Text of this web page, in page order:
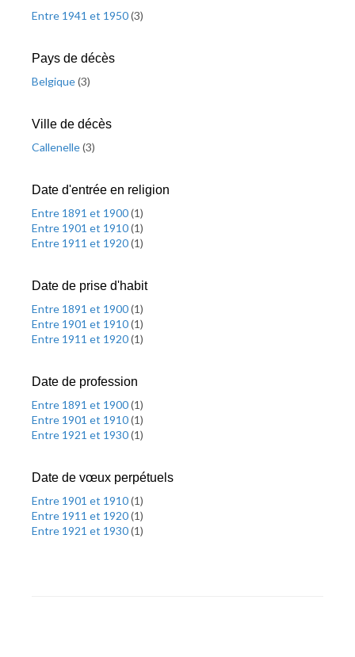
Entre 1941 et 1950(3)
Pays de décès
Belgique(3)
Ville de décès
Callenelle(3)
Date d'entrée en religion
Entre 1891 et 1900(1)
Entre 1901 et 1910(1)
Entre 1911 et 1920(1)
Date de prise d'habit
Entre 1891 et 1900(1)
Entre 1901 et 1910(1)
Entre 1911 et 1920(1)
Date de profession
Entre 1891 et 1900(1)
Entre 1901 et 1910(1)
Entre 1921 et 1930(1)
Date de vœux perpétuels
Entre 1901 et 1910(1)
Entre 1911 et 1920(1)
Entre 1921 et 1930(1)